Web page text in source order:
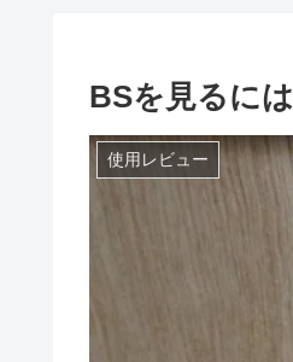
BSを見るに
使用レビュー